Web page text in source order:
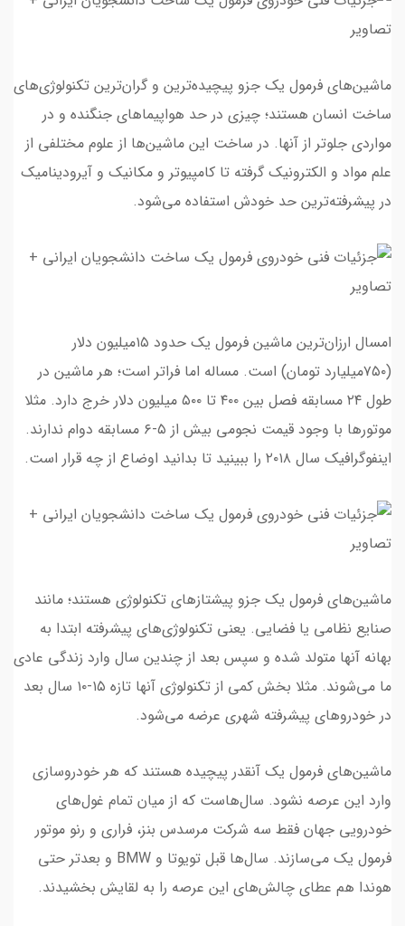
ماشین‌های فرمول یک جزو پیچیده‌ترین و گران‌ترین تکنولوژی‌های
ساخت انسان هستند؛ چیزی در حد هواپیماهای جنگنده و در
مواردی جلوتر از آنها. در ساخت این ماشین‌ها از علوم مختلفی از
علم مواد و الکترونیک گرفته تا کامپیوتر و مکانیک و آیرودینامیک
در پیشرفته‌ترین حد خودش استفاده می‌شود.
امسال ارزان‌ترین ماشین فرمول یک حدود ۱۵میلیون دلار
(۷۵۰میلیارد تومان) است. مساله اما فراتر است؛ هر ماشین در
طول ۲۴ مسابقه فصل بین ۴۰۰ تا ۵۰۰ میلیون دلار خرج دارد. مثلا
موتورها با وجود قیمت نجومی بیش از ۵-۶ مسابقه دوام ندارند.
اینفوگرافیک سال ۲۰۱۸ را ببینید تا بدانید اوضاع از چه قرار است.
ماشین‌های فرمول یک جزو پیشتازهای تکنولوژی هستند؛ مانند
صنایع نظامی یا فضایی. یعنی تکنولوژی‌های پیشرفته ابتدا به
بهانه آنها متولد شده و سپس بعد از چندین سال وارد زندگی عادی
ما می‌شوند. مثلا بخش کمی از تکنولوژی‌ آنها تازه ۱۵-۱۰ سال بعد
در خودروهای پیشرفته شهری عرضه می‌شود.
ماشین‌های فرمول یک آنقدر پیچیده هستند که هر خودروسازی
وارد این عرصه نشود. سال‌هاست که از میان تمام غول‌های
خودرویی جهان فقط سه شرکت مرسدس بنز، فراری و رنو موتور
فرمول یک می‌سازند. سال‌ها قبل تویوتا و BMW و بعدتر حتی
هوندا هم عطای چالش‌های این عرصه را به لقایش بخشیدند.